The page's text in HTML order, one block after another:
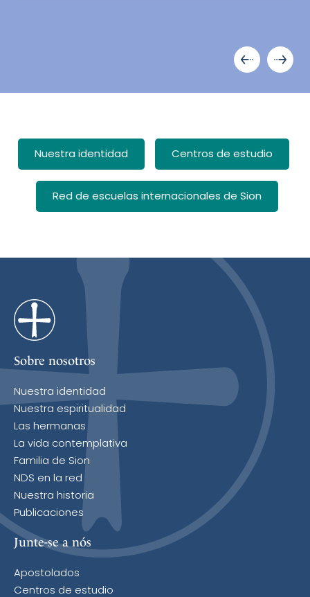
Nuestra identidad Centros de estudio
Red de escuelas internacionales de Sion
Sobre nosotros
Nuestra identidad
Nuestra espiritualidad
Las hermanas
La vida contemplativa
Familia de Sion
NDS en la red
Nuestra historia
Publicaciones
Junte-se a nós
Apostolados
Centros de estudio